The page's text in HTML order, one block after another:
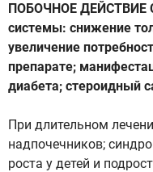
ПОБОЧНОЕ ДЕЙСТВИЕ
системы: снижение
увеличение
препарате;
диабета; стероидный
При длительном
надпочечников;
роста у детей и